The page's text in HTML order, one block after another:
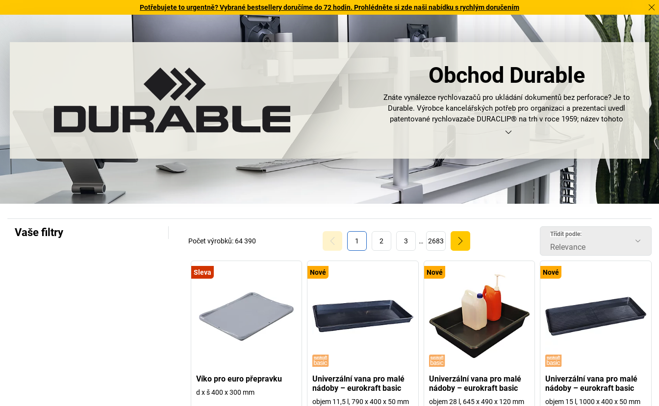
Potřebujete to urgentně? Vybrané bestsellery doručíme do 72 hodin. Prohlédněte si zde naši nabídku s rychlým doručením
Obchod Durable
Znáte vynálezce rychlovazačů pro ukládání dokumentů bez perforace? Je to
Durable. Výrobce kancelářských potřeb pro organizaci a prezentaci uvedl
patentované rychlovazače DURACLIP® na trh v roce 1959; název tohoto
vynikajícího a úspěšného výrobku se stal synonymem rychlého a
profesionálního vázání písemností bez nutnosti perforace. Avšak i název
značky DURABLE představuje již po více než 90 let kvalitní výrobky pro upínání
a vázání, rovnání a třídění, informování a prezentaci. Výrobky, které díky své
kvalitě, funkčnosti, stálosti a designu splňují požadavek individuální kvality
práce. Ne nadarmo zní motto společnosti „The Style of Success“.
Známé výrobky Durable jistě znáte i Vy:
dveřní štítky nástěnné držáky,stolní
nyní. V našem e-shopu naleznete kvalitní výběr.
Vaše filtry Třídit podle:
Relevance
1 2 3 … 2683
Počet výrobků: 64 390
Sleva
Víko pro euro přepravku
d x š 400 x 300 mm
Nové
Univerzální vana pro malé
nádoby – eurokraft basic
objem 11,5 l, 790 x 400 x 50 mm
Nové
Univerzální vana pro malé
nádoby – eurokraft basic
objem 28 l, 645 x 490 x 120 mm
Nové
Univerzální vana pro malé
nádoby – eurokraft basic
objem 15 l, 1000 x 400 x 50 mm